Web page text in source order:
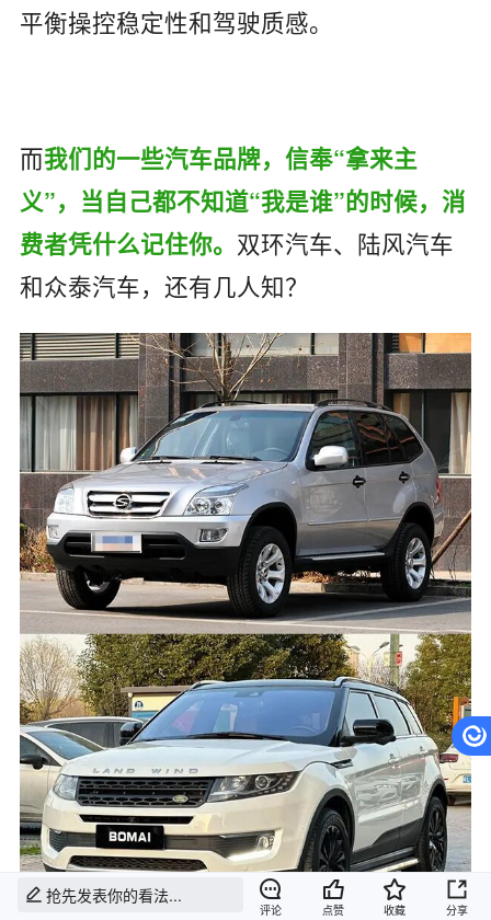
平衡操控稳定性和驾驶质感。
而我们的一些汽车品牌，信奉“拿来主
义”，当自己都不知道“我是谁”的时候，消
费者凭什么记住你。 双环汽车、陆风汽车
和众泰汽车，还有几人知？
抢先发表你的看法...
评论 点赞 收藏 分享